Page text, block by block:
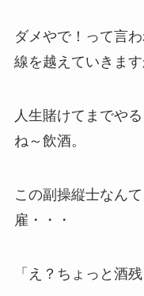
ダメやで！って言
線を越えていきます
人生賭けてまでや
ね～飲酒。
この副操縦士なん
雇・・・
「え？ちょっと酒